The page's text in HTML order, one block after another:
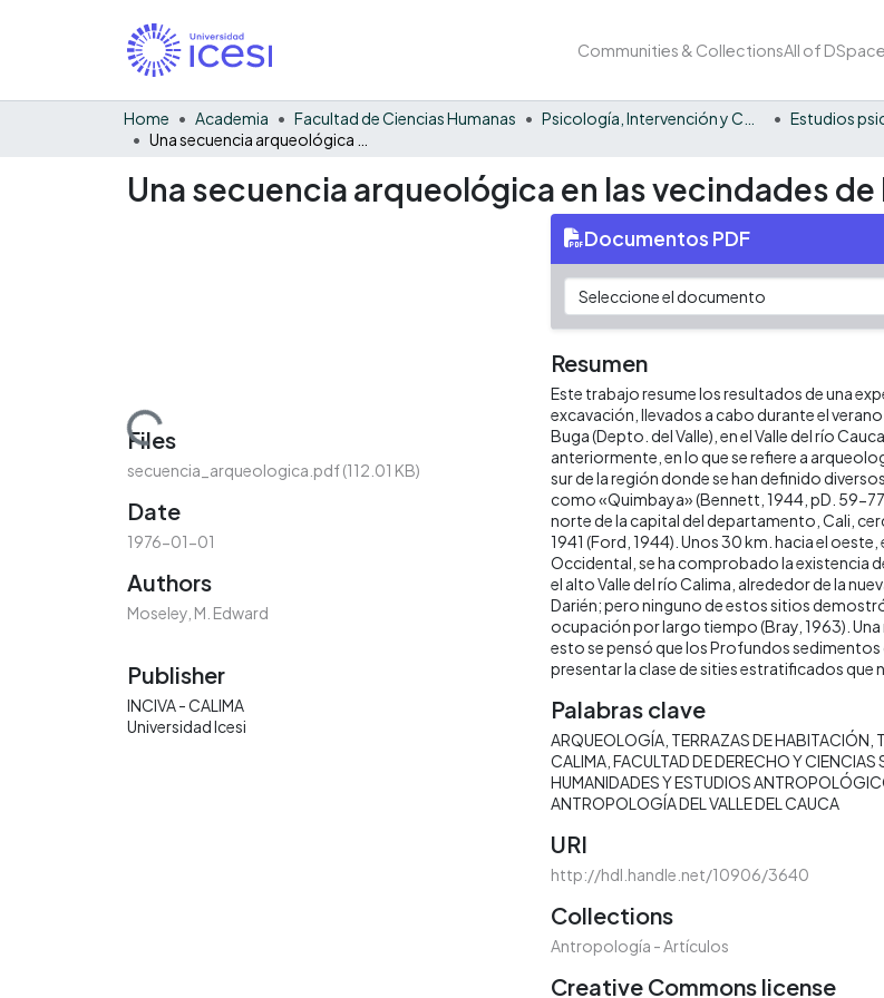
Communities & CollectionsAll of DSpace
Home Academia Facultad de Ciencias Humanas Estudios
Una secuencia arqueológica en las vecindades
Loading...
Files
secuencia_arqueologica.pdf(112.01 KB)
Date
1976-01-01
Authors
Moseley, M. Edward
Publisher
INCIVA - CALIMA
Universidad Icesi
Documentos PDF
Resumen
Este trabajo resume los resultados de una
excavación, llevados a cabo durante el
Buga (Depto. del Valle), en el Valle del río
anteriormente, en lo que se refiere a
sur de la región donde se han definido
como «Quimbaya» (Bennett, 1944, pD. 59-
norte de la capital del departamento, Cali,
1941 (Ford, 1944). Unos 30 km. hacia el
Occidental, se ha comprobado la existencia
el alto Valle del río Calima, alrededor de la
Darién; pero ninguno de estos sitios
ocupación por largo tiempo (Bray, 1963).
esto se pensó que los Profundos sedimentos
presentar la clase de sities estratificados que
Palabras clave
ARQUEOLOGÍA TERRAZAS DE HABITACIÓN
CALIMA FACULTAD DE DERECHO Y CIENCIAS
HUMANIDADES Y ESTUDIOS
ANTROPOLOGÍA DEL VALLE DEL CAUCA
URI
http://hdl.handle.net/10906/3640
Collections
Antropología - Artículos
Creative Commons license